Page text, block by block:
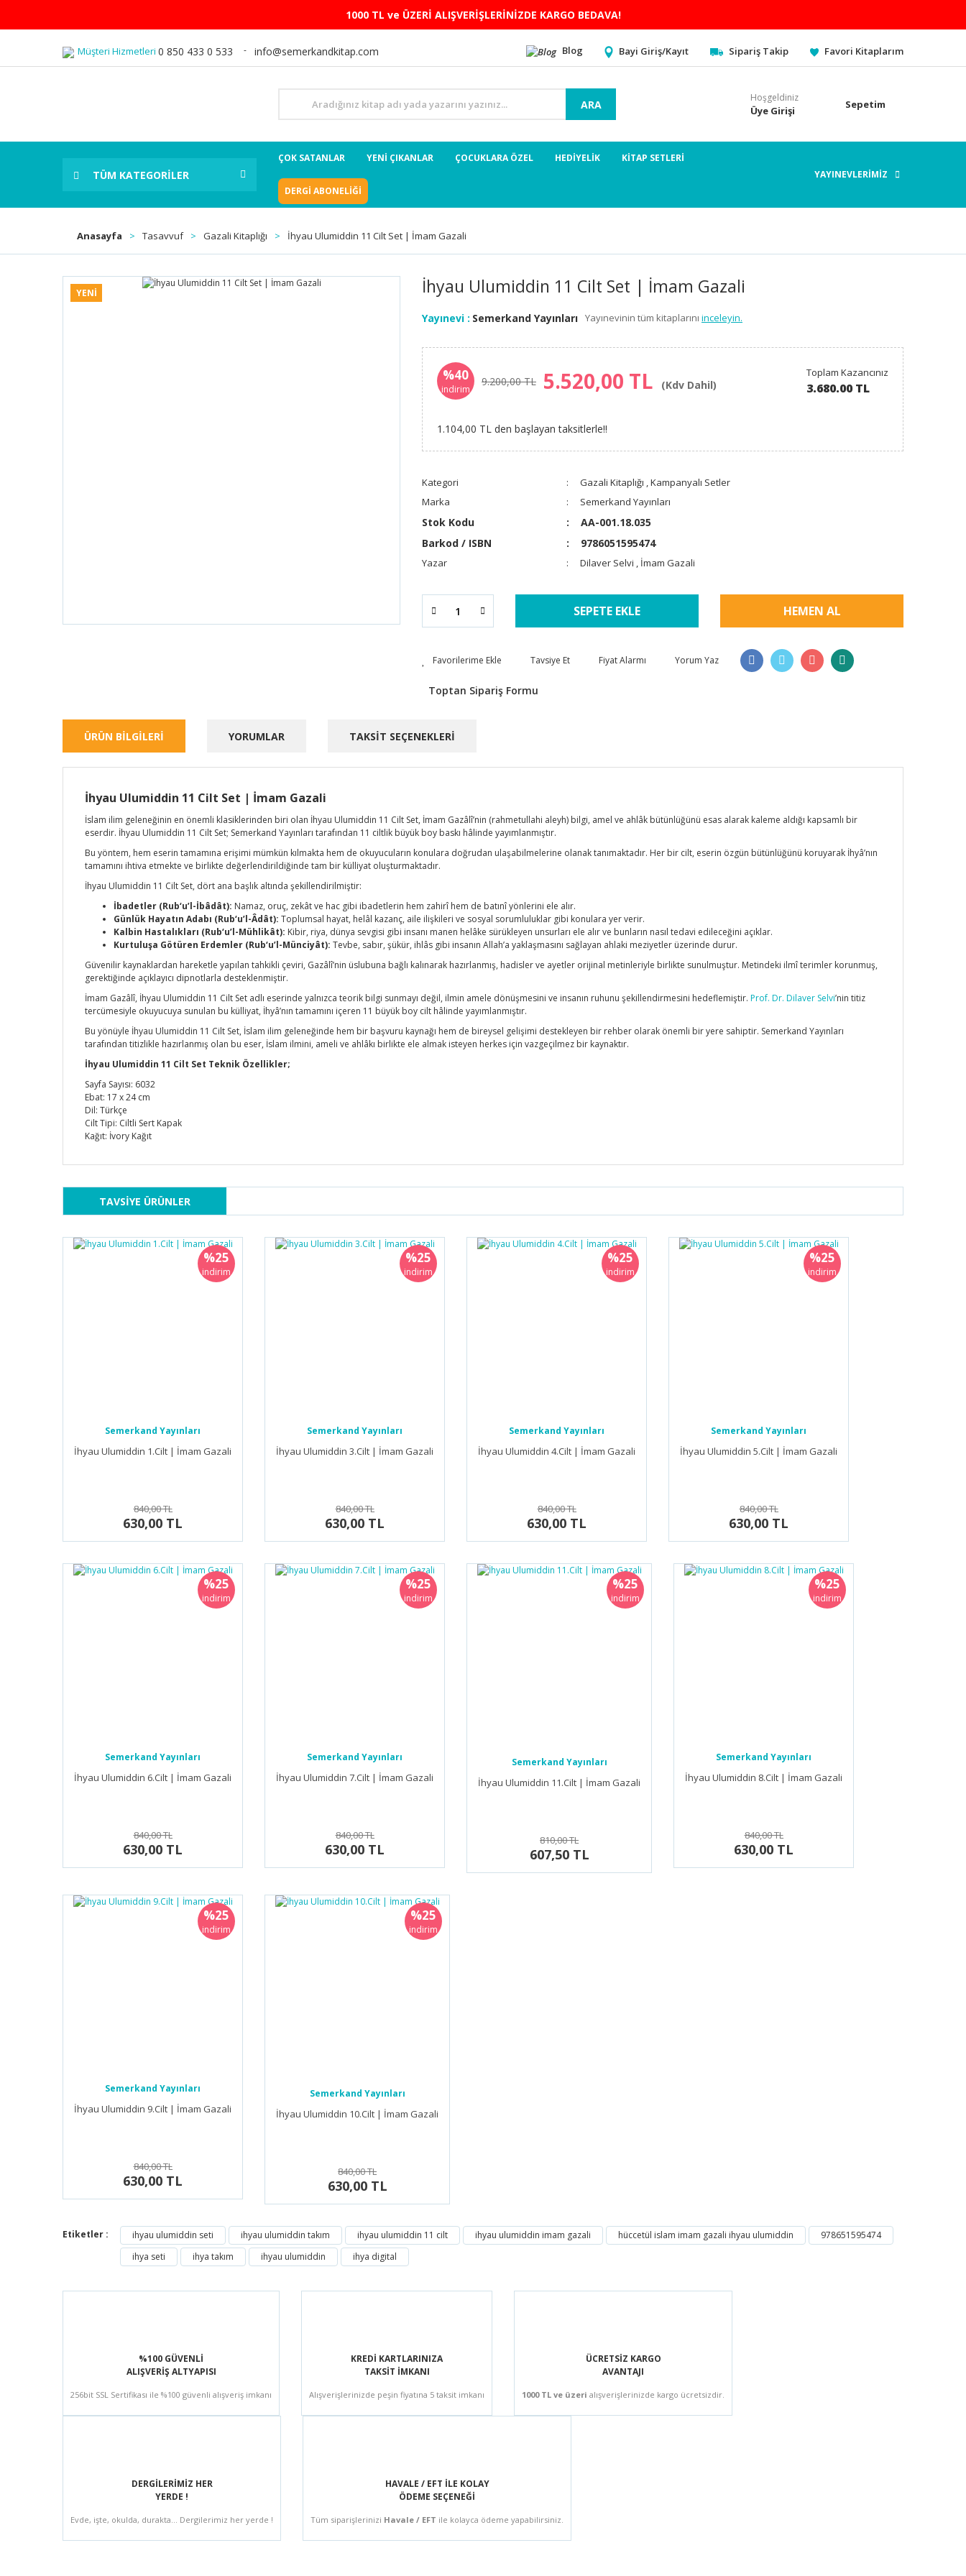
1000 TL ve ÜZERİ ALIŞVERİŞLERİNİZDE KARGO BEDAVA!
Müşteri Hizmetleri 0 850 433 0 533 info@semerkandkitap.com Blog Bayi Giriş/Kayıt Sipariş Takip Favori Kitaplarım
ARA
Hoşgeldiniz
Üye Girişi Sepetim
TÜM KATEGORİLER
ÇOK SATANLAR YENİ ÇIKANLAR ÇOCUKLARA ÖZEL HEDİYELİK KİTAP SETLERİ
DERGİ ABONELİĞİ
YAYINEVLERİMİZ
Anasayfa Tasavvuf Gazali Kitaplığı İhyau Ulumiddin 11 Cilt Set | İmam Gazali
YENİ İhyau Ulumiddin 11 Cilt Set | İmam Gazali
Yayınevi : Semerkand Yayınları Yayınevinin tüm kitaplarını inceleyin.
%40
indirim
9.200,00 TL 5.520,00 TL (Kdv Dahil)
Toplam Kazancınız
3.680.00 TL
1.104,00 TL den başlayan taksitlerle!!
Kategori Gazali Kitaplığı ,Kampanyalı Setler
Marka
Semerkand Yayınları
Stok Kodu
AA-001.18.035
Barkod / ISBN
9786051595474
Yazar Dilaver Selvi , İmam Gazali
SEPETE EKLE HEMEN AL
Tavsiye Et Fiyat Alarmı Yorum Yaz
Toptan Sipariş Formu
ÜRÜN BİLGİLERİ YORUMLAR TAKSİT SEÇENEKLERİ
İhyau Ulumiddin 11 Cilt Set | İmam Gazali
İslam ilim geleneğinin en önemli klasiklerinden biri olan İhyau Ulumiddin 11 Cilt Set, İmam Gazâlî’nin (rahmetullahi aleyh) bilgi, amel ve ahlâk bütünlüğünü esas alarak kaleme aldığı kapsamlı bir
eserdir. İhyau Ulumiddin 11 Cilt Set; Semerkand Yayınları tarafından 11 ciltlik büyük boy baskı hâlinde yayımlanmıştır.
Bu yöntem, hem eserin tamamına erişimi mümkün kılmakta hem de okuyucuların konulara doğrudan ulaşabilmelerine olanak tanımaktadır. Her bir cilt, eserin özgün bütünlüğünü koruyarak İhyâ’nın
tamamını ihtiva etmekte ve birlikte değerlendirildiğinde tam bir külliyat oluşturmaktadır.
İhyau Ulumiddin 11 Cilt Set, dört ana başlık altında şekillendirilmiştir:
İbadetler (Rub‘u’l-İbâdât): Namaz, oruç, zekât ve hac gibi ibadetlerin hem zahirî hem de batınî yönlerini ele alır.
Günlük Hayatın Adabı (Rub‘u’l-Âdât): Toplumsal hayat, helâl kazanç, aile ilişkileri ve sosyal sorumluluklar gibi konulara yer verir.
Kalbin Hastalıkları (Rub‘u’l-Mühlikât): Kibir, riya, dünya sevgisi gibi insanı manen helâke sürükleyen unsurları ele alır ve bunların nasıl tedavi edileceğini açıklar.
Kurtuluşa Götüren Erdemler (Rub‘u’l-Münciyât): Tevbe, sabır, şükür, ihlâs gibi insanın Allah’a yaklaşmasını sağlayan ahlaki meziyetler üzerinde durur.
Güvenilir kaynaklardan hareketle yapılan tahkikli çeviri, Gazâlî’nin üslubuna bağlı kalınarak hazırlanmış, hadisler ve ayetler orijinal metinleriyle birlikte sunulmuştur. Metindeki ilmî terimler korunmuş,
gerektiğinde açıklayıcı dipnotlarla desteklenmiştir.
İmam Gazâlî, İhyau Ulumiddin 11 Cilt Set adlı eserinde yalnızca teorik bilgi sunmayı değil, ilmin amele dönüşmesini ve insanın ruhunu şekillendirmesini hedeflemiştir. Prof. Dr. Dilaver Selvi’nin titiz
tercümesiyle okuyucuya sunulan bu külliyat, İhyâ’nın tamamını içeren 11 büyük boy cilt hâlinde yayımlanmıştır.
Bu yönüyle İhyau Ulumiddin 11 Cilt Set, İslam ilim geleneğinde hem bir başvuru kaynağı hem de bireysel gelişimi destekleyen bir rehber olarak önemli bir yere sahiptir. Semerkand Yayınları
tarafından titizlikle hazırlanmış olan bu eser, İslam ilmini, ameli ve ahlâkı birlikte ele almak isteyen herkes için vazgeçilmez bir kaynaktır.
İhyau Ulumiddin 11 Cilt Set Teknik Özellikler;
Sayfa Sayısı: 6032
Ebat: 17 x 24 cm
Dil: Türkçe
Cilt Tipi: Ciltli Sert Kapak
Kağıt: İvory Kağıt
Bu ürüne ilk yorumu siz yapın!
TAVSİYE ÜRÜNLER
%25
indirim
Semerkand Yayınları
İhyau Ulumiddin 1.Cilt | İmam Gazali
840,00 TL
630,00 TL
%25
indirim
Semerkand Yayınları
İhyau Ulumiddin 3.Cilt | İmam Gazali
840,00 TL
630,00 TL
%25
indirim
Semerkand Yayınları
İhyau Ulumiddin 4.Cilt | İmam Gazali
840,00 TL
630,00 TL
%25
indirim
Semerkand Yayınları
İhyau Ulumiddin 5.Cilt | İmam Gazali
840,00 TL
630,00 TL
%25
indirim
Semerkand Yayınları
İhyau Ulumiddin 6.Cilt | İmam Gazali
840,00 TL
630,00 TL
%25
indirim
Semerkand Yayınları
İhyau Ulumiddin 7.Cilt | İmam Gazali
840,00 TL
630,00 TL
%25
indirim
Semerkand Yayınları
İhyau Ulumiddin 11.Cilt | İmam Gazali
810,00 TL
607,50 TL
%25
indirim
Semerkand Yayınları
İhyau Ulumiddin 8.Cilt | İmam Gazali
840,00 TL
630,00 TL
%25
indirim
Semerkand Yayınları
İhyau Ulumiddin 9.Cilt | İmam Gazali
840,00 TL
630,00 TL
%25
indirim
Semerkand Yayınları
İhyau Ulumiddin 10.Cilt | İmam Gazali
840,00 TL
630,00 TL
Etiketler : ihyau ulumiddin seti ihyau ulumiddin takım ihyau ulumiddin 11 cilt ihyau ulumiddin imam gazali hüccetül islam imam gazali ihyau ulumiddin
978651595474
ihya seti
ihya takım ihyau ulumiddin ihya digital
%100 GÜVENLİ
ALIŞVERİŞ ALTYAPISI
256bit SSL Sertifikası ile %100 güvenli alışveriş imkanı
KREDİ KARTLARINIZA
TAKSİT İMKANI
Alışverişlerinizde peşin fiyatına 5 taksit imkanı
ÜCRETSİZ KARGO
AVANTAJI
1000 TL ve üzeri alışverişlerinizde kargo ücretsizdir.
DERGİLERİMİZ HER
YERDE !
Evde, işte, okulda, durakta... Dergilerimiz her yerde !
HAVALE / EFT İLE KOLAY
ÖDEME SEÇENEĞİ
Tüm siparişlerinizi Havale / EFT ile kolayca ödeme yapabilirsiniz.